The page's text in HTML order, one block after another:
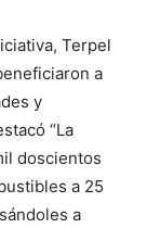
Terpel
a
y
“La
doscientos
a 25
a